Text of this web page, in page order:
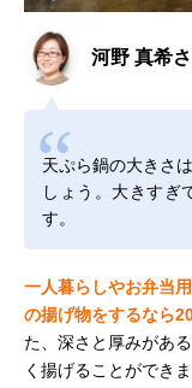
河野 真希
天ぷら鍋の大きさは
しょう。大きすぎ
す。
一人暮らしやお弁当
の揚げ物をするなら
た、深さと厚みがあ
く揚げることができま